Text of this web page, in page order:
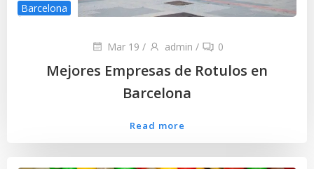
Barcelona
Mar 19 / admin / 0
Mejores Empresas de Rotulos en
Barcelona
Read more